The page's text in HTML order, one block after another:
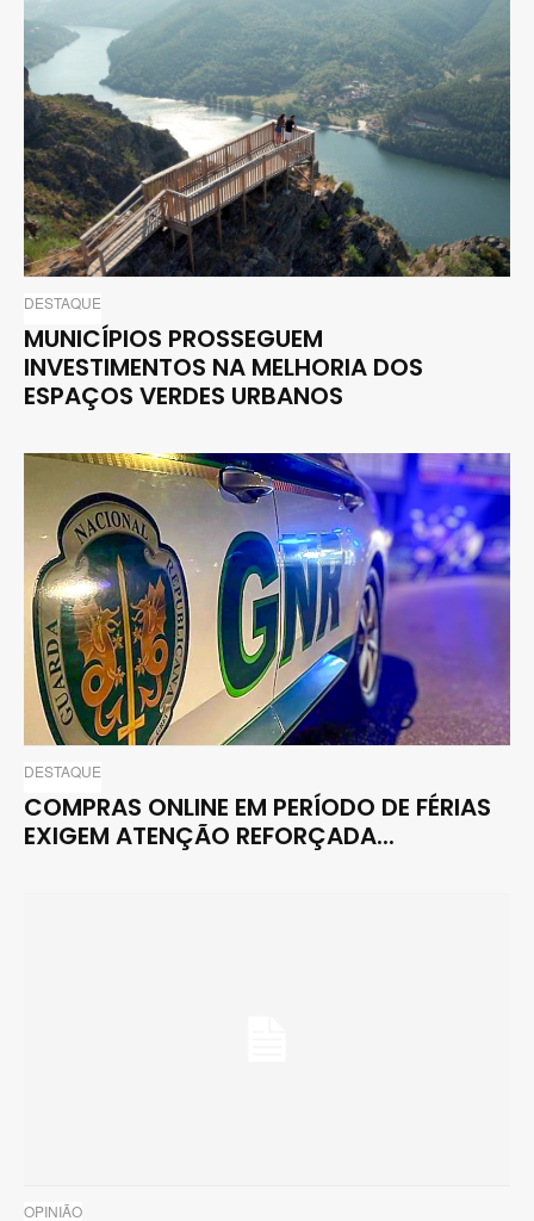
DESTAQUE
MUNICÍPIOS PROSSEGUEM
INVESTIMENTOS NA MELHORIA DOS
ESPAÇOS VERDES URBANOS
DESTAQUE
COMPRAS ONLINE EM PERÍODO DE FÉRIAS
EXIGEM ATENÇÃO REFORÇADA...
OPINIÃO